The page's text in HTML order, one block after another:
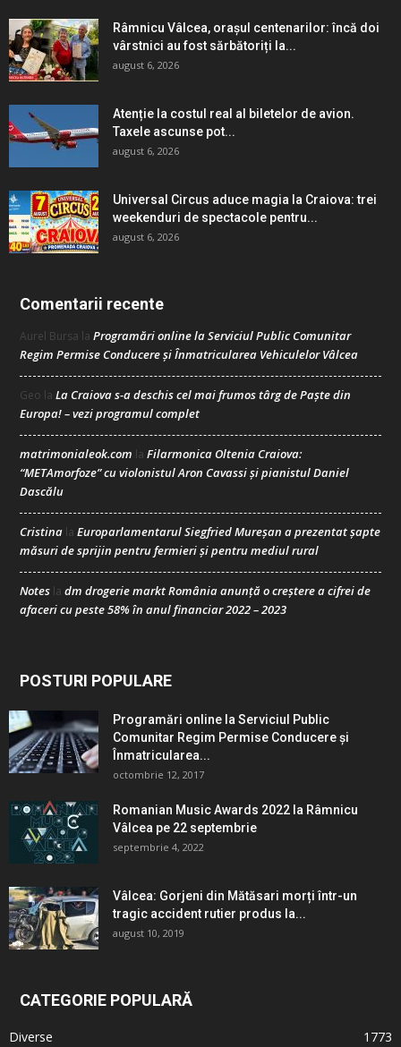
Râmnicu Vâlcea, orașul centenarilor: încă doi
vârstnici au fost sărbătoriți la...
august 6, 2026
Atenție la costul real al biletelor de avion.
Taxele ascunse pot...
august 6, 2026
Universal Circus aduce magia la Craiova: trei
weekenduri de spectacole pentru...
august 6, 2026
Comentarii recente
Aurel Bursa la Programări online la Serviciul Public Comunitar
Regim Permise Conducere şi Înmatricularea Vehiculelor Vâlcea
Geo la La Craiova s-a deschis cel mai frumos târg de Paște din
Europa! – vezi programul complet
matrimonialeok.com la Filarmonica Oltenia Craiova:
“METAmorfoze” cu violonistul Aron Cavassi și pianistul Daniel
Dascălu
Cristina la Europarlamentarul Siegfried Mureșan a prezentat șapte
măsuri de sprijin pentru fermieri și pentru mediul rural
Notes la dm drogerie markt România anunță o creștere a cifrei de
afaceri cu peste 58% în anul financiar 2022 – 2023
POSTURI POPULARE
Programări online la Serviciul Public
Comunitar Regim Permise Conducere şi
Înmatricularea...
octombrie 12, 2017
Romanian Music Awards 2022 la Râmnicu
Vâlcea pe 22 septembrie
septembrie 4, 2022
Vâlcea: Gorjeni din Mătăsari morți într-un
tragic accident rutier produs la...
august 10, 2019
CATEGORIE POPULARĂ
Diverse
1773